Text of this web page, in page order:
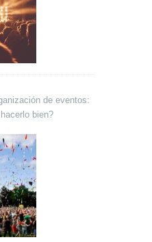
de eventos:
bien?